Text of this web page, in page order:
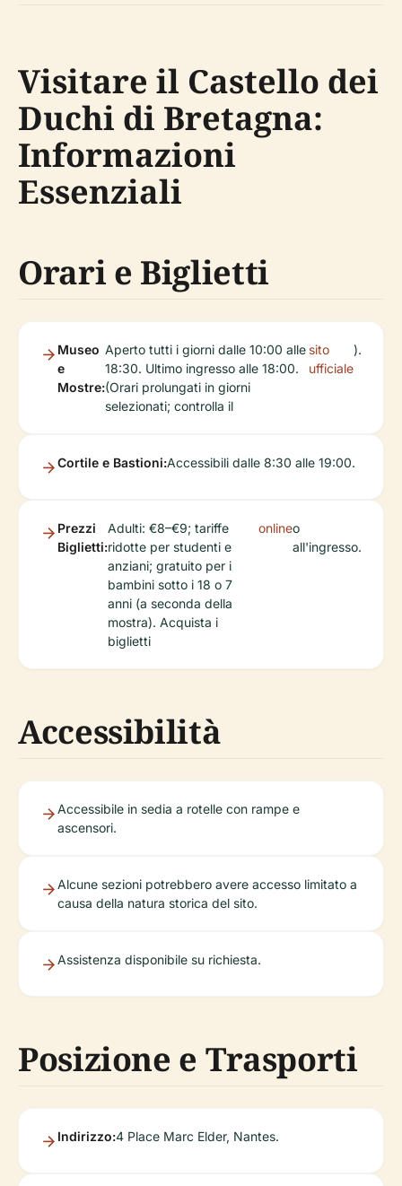
Visitare il Castello dei
Duchi di Bretagna:
Informazioni
Essenziali
Orari e Biglietti
Museo
e
Mostre:
Aperto tutti i giorni dalle 10:00 alle
18:30. Ultimo ingresso alle 18:00.
(Orari prolungati in giorni
selezionati; controlla il
sito
ufficiale
).
Cortile e Bastioni:Accessibili dalle 8:30 alle 19:00.
Prezzi
Biglietti:
Adulti: €8–€9; tariffe
ridotte per studenti e
anziani; gratuito per i
bambini sotto i 18 o 7
anni (a seconda della
mostra). Acquista i
biglietti
onlineo
all'ingresso.
Accessibilità
Accessibile in sedia a rotelle con rampe e
ascensori.
Alcune sezioni potrebbero avere accesso limitato a
causa della natura storica del sito.
Assistenza disponibile su richiesta.
Posizione e Trasporti
Indirizzo:4 Place Marc Elder, Nantes.